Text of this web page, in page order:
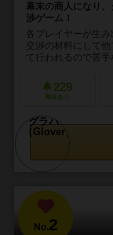
幕末の商人になり
渉ゲーム！
各プレイヤーが生
交渉の材料にして
て行われるので苦
229
興味あり
No.2